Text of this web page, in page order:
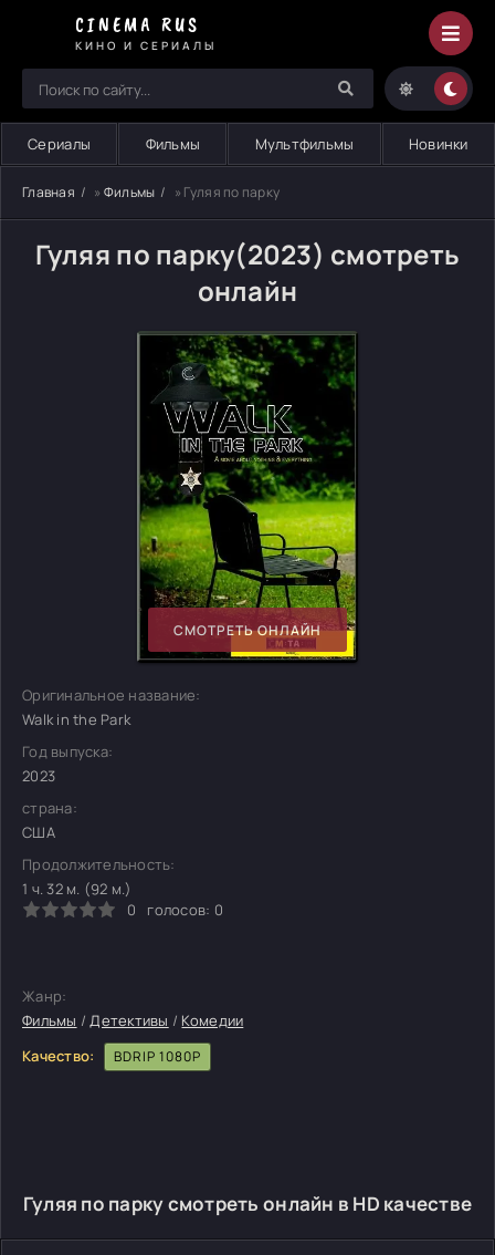
CINEMA RUS
КИНО И СЕРИАЛЫ
Сериалы Фильмы Мультфильмы Новинки
Главная » Фильмы » Гуляя по парку
Гуляя по парку(2023) смотреть
онлайн
СМОТРЕТЬ ОНЛАЙН
Оригинальное название:
Walk in the Park
Год выпуска:
2023
страна:
США
Продолжительность:
1 ч. 32 м. (92 м.)
0
голосов: 0
Жанр:
Фильмы /Детективы / Комедии
Качество:
BDRIP 1080P
Гуляя по парку смотреть онлайн в HD качестве